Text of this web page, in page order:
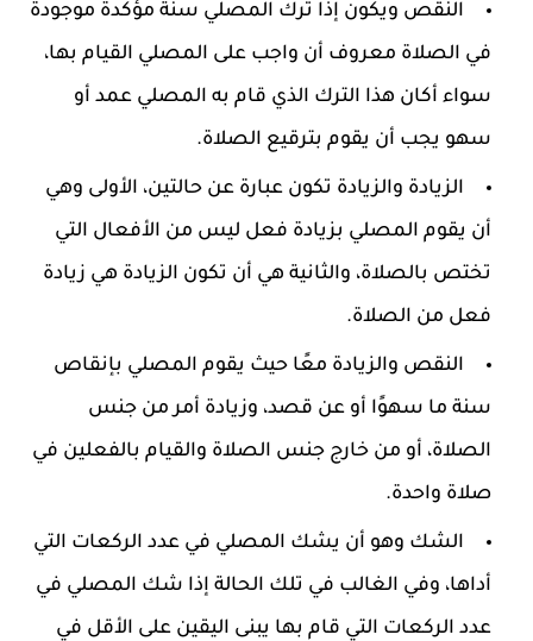
النقص ويكون إذا ترك المصلي سنة مؤكدة موجودة
في الصلاة معروف أن واجب على المصلي القيام بها،
سواء أكان هذا الترك الذي قام به المصلي عمد أو
سهو يجب أن يقوم بترقيع الصلاة.
الزيادة والزيادة تكون عبارة عن حالتين، الأولى وهي
أن يقوم المصلي بزيادة فعل ليس من الأفعال التي
تختص بالصلاة، والثانية هي أن تكون الزيادة هي زيادة
فعل من الصلاة.
النقص والزيادة معًا حيث يقوم المصلي بإنقاص
سنة ما سهوًا أو عن قصد، وزيادة أمر من جنس
الصلاة، أو من خارج جنس الصلاة والقيام بالفعلين في
صلاة واحدة.
الشك وهو أن يشك المصلي في عدد الركعات التي
أداها، وفي الغالب في تلك الحالة إذا شك المصلي في
عدد الركعات التي قام بها يبنى اليقين على الأقل في